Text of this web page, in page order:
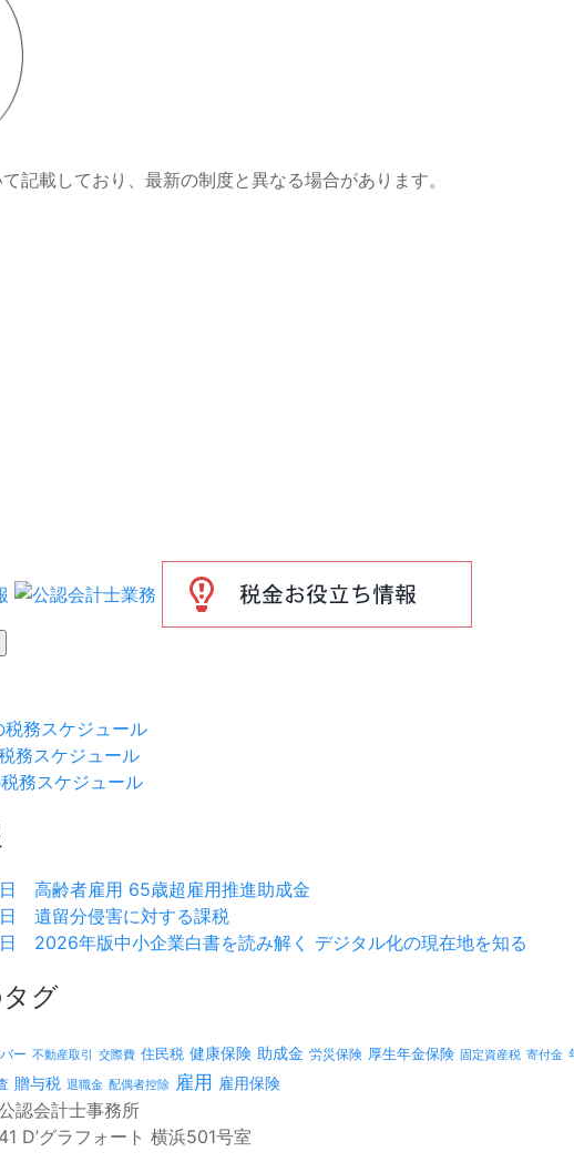
記載しており、最新の制度と異なる場合があります。
務スケジュール
務スケジュール
務スケジュール
高齢者雇用 65歳超雇用推進助成金
遺留分侵害に対する課税
2026年版中小企業白書を読み解く デジタル化の現在地を知る
グ
ー 不動産取引 交際費 住民税 健康保険 助成金 労災保険 厚生年金保険 固定資産税 寄付金
贈与税 退職金 配偶者控除 雇用 雇用保険
認会計士事務所
D’グラフォート 横浜501号室